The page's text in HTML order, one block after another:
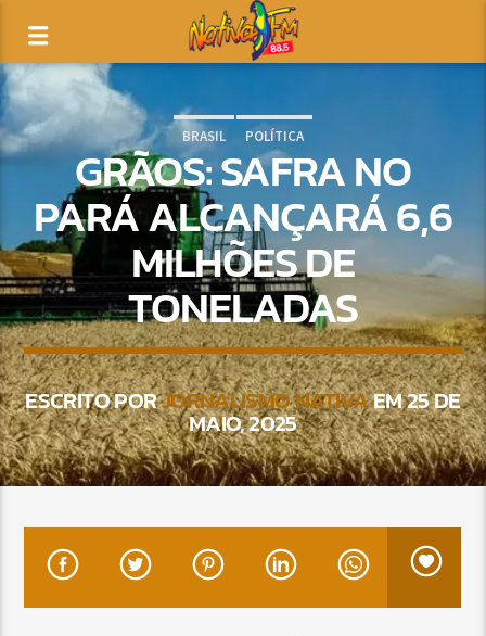
BRASIL POLÍTICA
GRÃOS: SAFRA NO
PARÁ ALCANÇARÁ 6,6
MILHÕES DE
TONELADAS
ESCRITO PORJORNALISMO NATIVAEM 25 DE
MAIO, 2025